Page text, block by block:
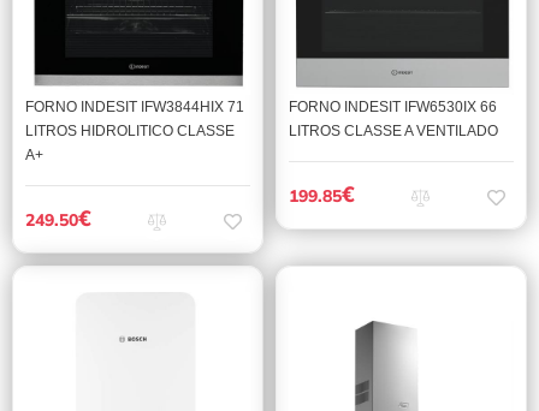
FORNO INDESIT IFW3844HIX 71
LITROS HIDROLITICO CLASSE
A+
249.50€
FORNO INDESIT IFW6530IX 66
LITROS CLASSE A VENTILADO
199.85€